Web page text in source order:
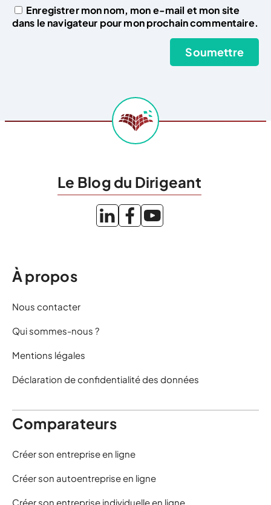
Enregistrer mon nom, mon e-mail et mon site
dans le navigateur pour mon prochain commentaire.
Le Blog du Dirigeant
À propos
Nous contacter
Qui sommes-nous ?
Mentions légales
Déclaration de confidentialité des données
Comparateurs
Créer son entreprise en ligne
Créer son autoentreprise en ligne
Créer son entreprise individuelle en ligne